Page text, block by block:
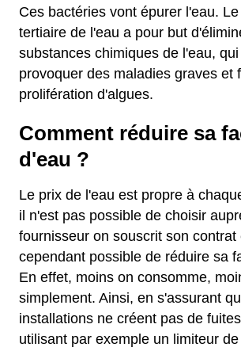
Ces bactéries vont épurer l'eau.
tertiaire de l'eau a pour but
substances chimiques de l'eau,
provoquer des maladies graves et
prolifération d'algues.
Comment réduire sa
d'eau ?
Le prix de l'eau est propre à
il n'est pas possible de choisir
fournisseur on souscrit son contrat
cependant possible de réduire sa
En effet, moins on consomme,
simplement. Ainsi, en s'assurant
installations ne créent pas de
utilisant par exemple un limiteur